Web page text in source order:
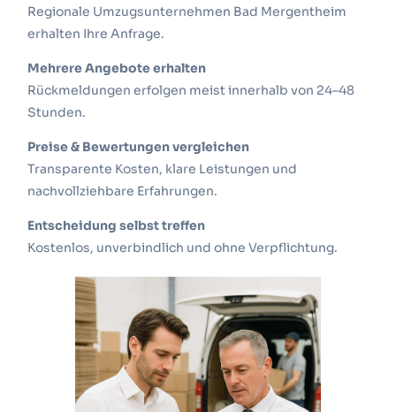
Regionale Umzugsunternehmen Bad Mergentheim
erhalten Ihre Anfrage.
Mehrere Angebote erhalten
Rückmeldungen erfolgen meist innerhalb von 24–48
Stunden.
Preise & Bewertungen vergleichen
Transparente Kosten, klare Leistungen und
nachvollziehbare Erfahrungen.
Entscheidung selbst treffen
Kostenlos, unverbindlich und ohne Verpflichtung.